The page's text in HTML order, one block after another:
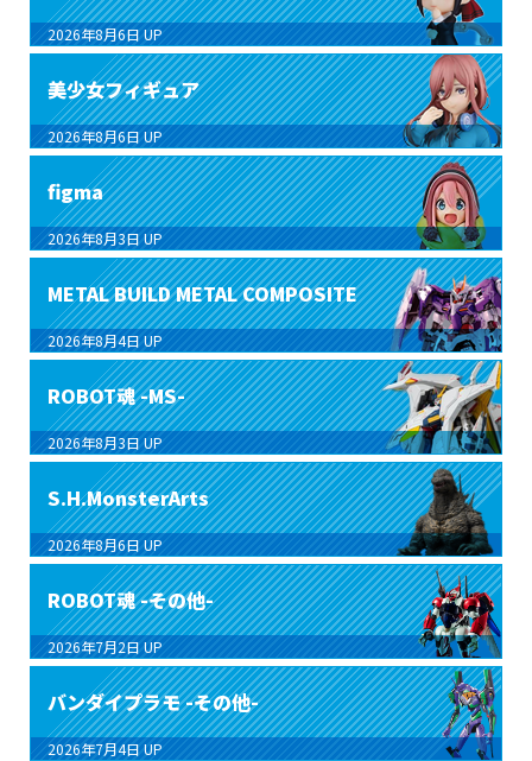
2026年8月6日 UP
美少女フィギュア
2026年8月6日 UP
figma
2026年8月3日 UP
METAL BUILD METAL COMPOSITE
2026年8月4日 UP
ROBOT魂 -MS-
2026年8月3日 UP
S.H.MonsterArts
2026年8月6日 UP
ROBOT魂 -その他-
2026年7月2日 UP
バンダイプラモ -その他-
2026年7月4日 UP